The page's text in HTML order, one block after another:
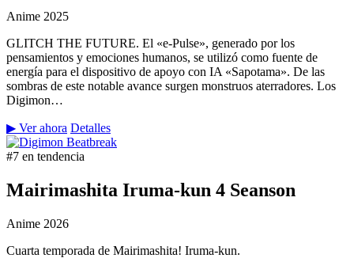
Anime 2025
GLITCH THE FUTURE. El «e-Pulse», generado por los
pensamientos y emociones humanos, se utilizó como fuente de
energía para el dispositivo de apoyo con IA «Sapotama». De las
sombras de este notable avance surgen monstruos aterradores. Los
Digimon…
▶ Ver ahora Detalles
#7 en tendencia
Mairimashita Iruma-kun 4 Seanson
Anime 2026
Cuarta temporada de Mairimashita! Iruma-kun.